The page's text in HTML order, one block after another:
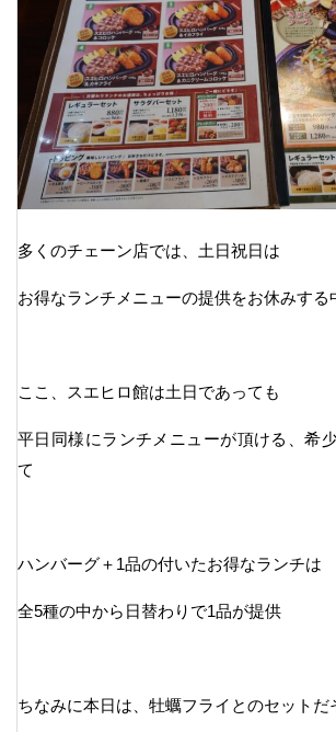
多くのチェーン店では、土日祝日は
お得なランチメニューの提供をお休みする
ここ、スエヒロ館は土日であっても
平日同様にランチメニューが頂ける、希
て
ハンバーグ＋1品の付いたお得なランチは
全5種の中から日替わりで1品が提供
ちなみに本日は、牡蠣フライとのセットだ